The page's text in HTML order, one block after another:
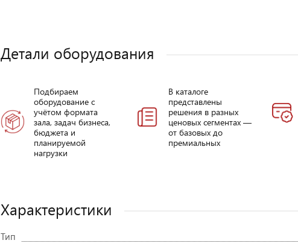
Детали оборудования
Подбираем
оборудование с
учётом формата
зала, задач бизнеса,
бюджета и
планируемой
нагрузки
В каталоге
представлены
решения в разных
ценовых сегментах —
от базовых до
премиальных
Характеристики
Тип